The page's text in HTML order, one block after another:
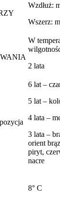
Wzdłuż:
Wszerz:
W
2 lata
6 lat –
5 lat –
4 lata –
3 lata –
orient
piryt,
nacre
8° C